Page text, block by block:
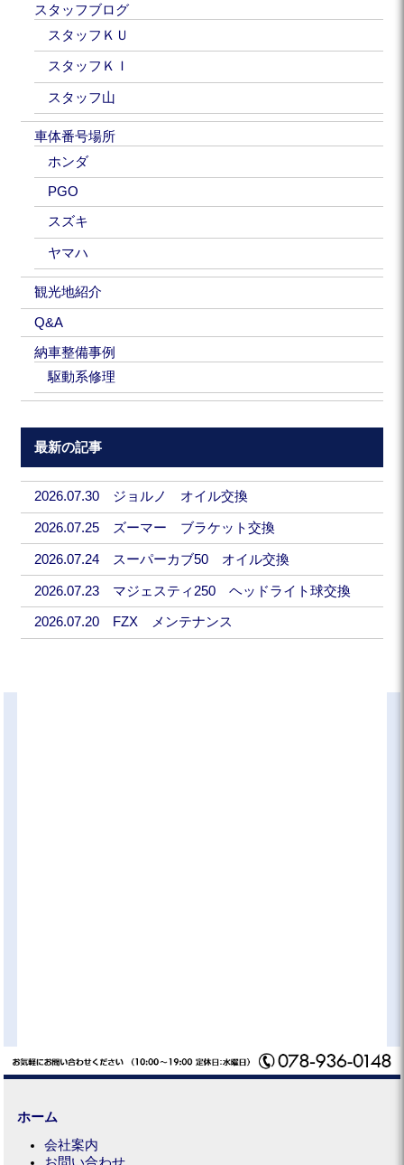
スタッフブログ
スタッフＫＵ
スタッフＫＩ
スタッフ山
車体番号場所
ホンダ
PGO
スズキ
ヤマハ
観光地紹介
Q&A
納車整備事例
駆動系修理
最新の記事
2026.07.30 ジョルノ オイル交換
2026.07.25 ズーマー ブラケット交換
2026.07.24 スーパーカブ50 オイル交換
2026.07.23 マジェスティ250 ヘッドライト球交換
2026.07.20 FZX メンテナンス
ホーム
会社案内
お問い合わせ